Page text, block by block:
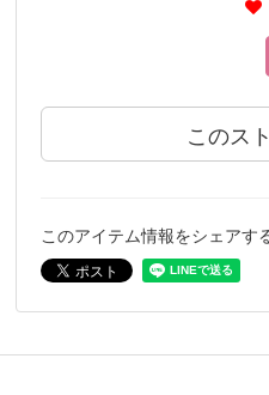
このス
このアイテム情報をシェアす